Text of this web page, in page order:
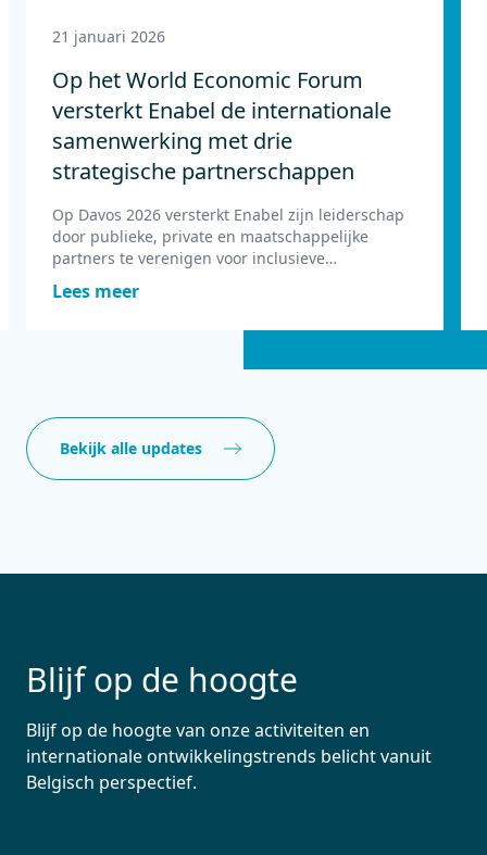
21 januari 2026
Op het World Economic Forum
versterkt Enabel de internationale
samenwerking met drie
strategische partnerschappen
Op Davos 2026 versterkt Enabel zijn leiderschap
door publieke, private en maatschappelijke
partners te verenigen voor inclusieve
Lees meer
Bekijk alle updates
Blijf op de hoogte
Blijf op de hoogte van onze activiteiten en
internationale ontwikkelingstrends belicht vanuit
Belgisch perspectief.